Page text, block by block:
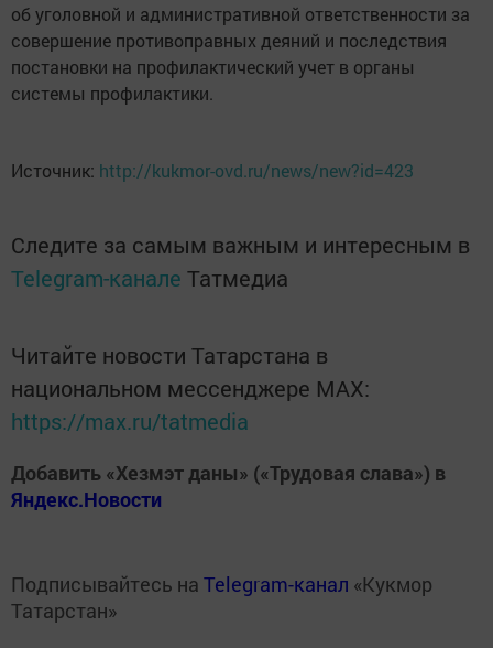
об уголовной и административной ответственности за
совершение противоправных деяний и последствия
постановки на профилактический учет в органы
системы профилактики.
Источник: http://kukmor-ovd.ru/news/new?id=423
Следите за самым важным и интересным в
Telegram-канале Татмедиа
Читайте новости Татарстана в
национальном мессенджере MАХ:
https://max.ru/tatmedia
Добавить «Хезмэт даны» («Трудовая слава») в
Яндекс.Новости
Подписывайтесь на Telegram-канал «Кукмор
Татарстан»